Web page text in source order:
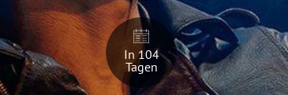
In 104
Tagen